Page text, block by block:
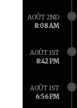
AOÛT 2ND
8:08 AM
AOÛT 1ST
8:42 PM
AOÛT 1ST
6:56 PM